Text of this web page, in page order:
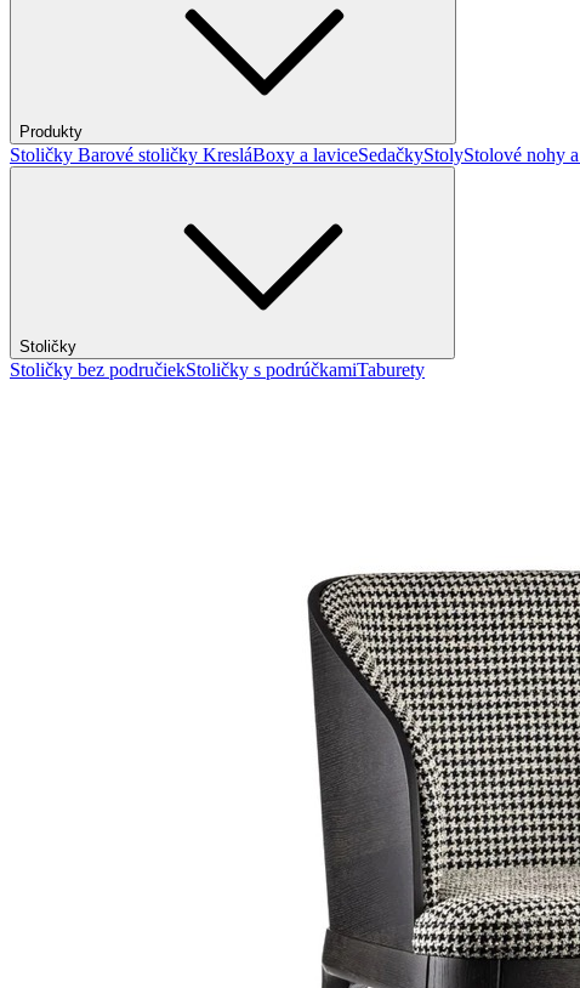
Produkty
Stoličky Barové stoličky KresláBoxy a laviceSedačkyStolyStolové nohy
Stoličky
Stoličky bez područiekStoličky s podrúčkamiTaburety